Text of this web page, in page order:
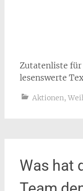
Zutatenliste für
lesenswerte
Aktionen,
Was hat